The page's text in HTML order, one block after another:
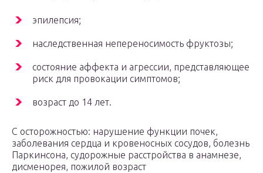
эпилепсия;
наследственная непереносимость фруктозы;
состояние аффекта и агрессии, представляющее
риск для провокации симптомов;
возраст до 14 лет.
С осторожностью: нарушение функции почек,
заболевания сердца и кровеносных сосудов, болезнь
Паркинсона, судорожные расстройства в анамнезе,
дисменорея, пожилой возраст